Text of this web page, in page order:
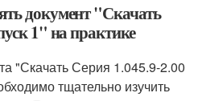
документ "Скачать
1" на практике
"Скачать Серия 1.045.9-2.00
тщательно изучить